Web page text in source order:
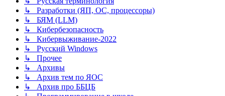
↳ Разработки (ЯП, ОС, процессоры)
↳ БЯМ (LLM)
↳ Кибербезопасность
↳ Кибервыживание-2022
↳ Русский Windows
↳ Прочее
↳ Архивы
↳ Архив тем по ЯОС
↳ Архив про ББЦБ